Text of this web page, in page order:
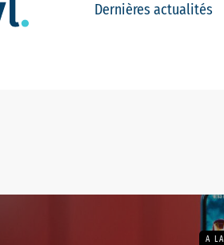
Dernières actualités
A